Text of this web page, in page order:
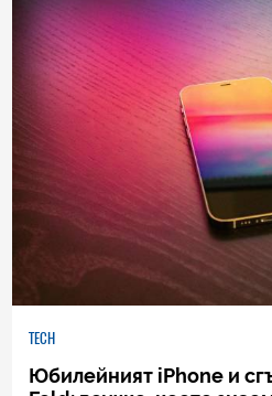
TECH
Юбилейният iPhone и